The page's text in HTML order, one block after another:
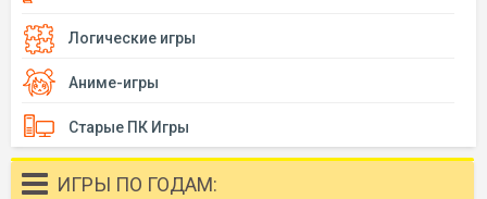
Логические игры
Аниме-игры
Старые ПК Игры
ИГРЫ ПО ГОДАМ: